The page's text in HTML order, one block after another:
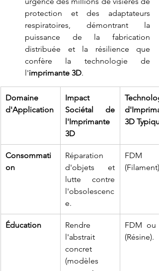
protection et des adaptateurs
respiratoires, démontrant la
puissance de la fabrication
distribuée et la résilience que
confère la technologie de
l'imprimante 3D.
Domaine
d'Application
Impact
Sociétal de
l'Imprimante
3D
3D
Consommati
on
Réparation
d'objets et
lutte contre
l'obsolescenc
e.
FDM
(Filament).
Éducation
Rendre
l'abstrait
concret
(modèles
FDM ou
(Résine).